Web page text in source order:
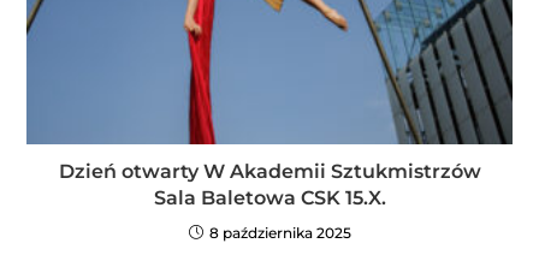
Dzień otwarty W Akademii Sztukmistrzów
Sala Baletowa CSK 15.X.
8 października 2025